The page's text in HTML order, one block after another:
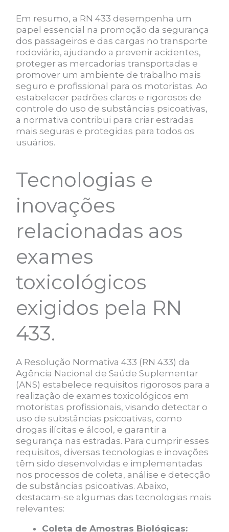
Em resumo, a RN 433 desempenha um
papel essencial na promoção da segurança
dos passageiros e das cargas no transporte
rodoviário, ajudando a prevenir acidentes,
proteger as mercadorias transportadas e
promover um ambiente de trabalho mais
seguro e profissional para os motoristas. Ao
estabelecer padrões claros e rigorosos de
controle do uso de substâncias psicoativas,
a normativa contribui para criar estradas
mais seguras e protegidas para todos os
usuários.
Tecnologias e
inovações
relacionadas aos
exames
toxicológicos
exigidos pela RN
433.
A Resolução Normativa 433 (RN 433) da
Agência Nacional de Saúde Suplementar
(ANS) estabelece requisitos rigorosos para a
realização de exames toxicológicos em
motoristas profissionais, visando detectar o
uso de substâncias psicoativas, como
drogas ilícitas e álcool, e garantir a
segurança nas estradas. Para cumprir esses
requisitos, diversas tecnologias e inovações
têm sido desenvolvidas e implementadas
nos processos de coleta, análise e detecção
de substâncias psicoativas. Abaixo,
destacam-se algumas das tecnologias mais
relevantes:
Coleta de Amostras Biológicas: